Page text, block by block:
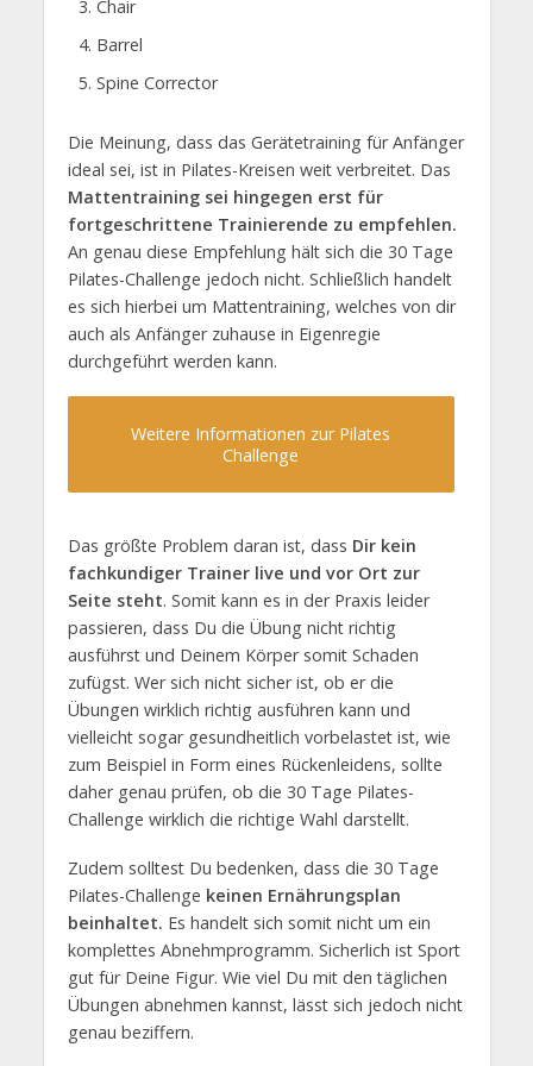
Chair
Barrel
Spine Corrector
Die Meinung, dass das Gerätetraining für Anfänger
ideal sei, ist in Pilates-Kreisen weit verbreitet. Das
Mattentraining sei hingegen erst für
fortgeschrittene Trainierende zu empfehlen.
An genau diese Empfehlung hält sich die 30 Tage
Pilates-Challenge jedoch nicht. Schließlich handelt
es sich hierbei um Mattentraining, welches von dir
auch als Anfänger zuhause in Eigenregie
durchgeführt werden kann.
Weitere Informationen zur Pilates
Challenge
Das größte Problem daran ist, dass Dir kein
fachkundiger Trainer live und vor Ort zur
Seite steht. Somit kann es in der Praxis leider
passieren, dass Du die Übung nicht richtig
ausführst und Deinem Körper somit Schaden
zufügst. Wer sich nicht sicher ist, ob er die
Übungen wirklich richtig ausführen kann und
vielleicht sogar gesundheitlich vorbelastet ist, wie
zum Beispiel in Form eines Rückenleidens, sollte
daher genau prüfen, ob die 30 Tage Pilates-
Challenge wirklich die richtige Wahl darstellt.
Zudem solltest Du bedenken, dass die 30 Tage
Pilates-Challenge keinen Ernährungsplan
beinhaltet. Es handelt sich somit nicht um ein
komplettes Abnehmprogramm. Sicherlich ist Sport
gut für Deine Figur. Wie viel Du mit den täglichen
Übungen abnehmen kannst, lässt sich jedoch nicht
genau beziffern.